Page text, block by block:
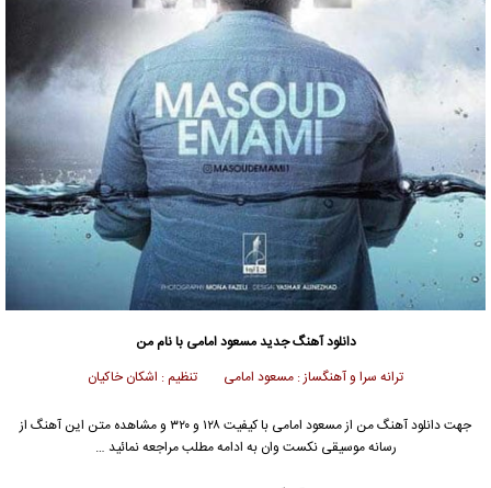
دانلود آهنگ جدیدمسعود امامی با نام من
ترانه سرا و آهنگساز : مسعود امامی تنظیم : اشکان خاکیان
جهت دانلود آهنگ من از مسعود امامی با کیفیت ۱۲۸ و ۳۲۰ و مشاهده متن این آهنگ از
رسانه موسیقی نکست وان به ادامه مطلب مراجعه نمائید …